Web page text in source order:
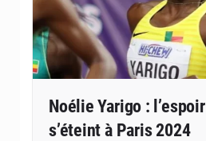
Noélie Yarigo :
s’éteint à Paris 2024